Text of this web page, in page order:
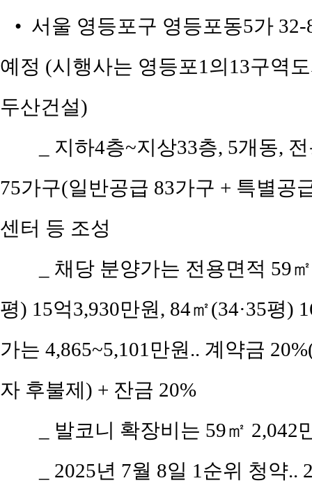
• 서울 영등포구 영등포동5가
예정 (시행사는 영등포1의13구역
두산건설)
_ 지하4층~지상33층, 5개동,
75가구(일반공급 83가구 + 특별공
센터 등 조성
_ 채당 분양가는 전용면적 59
평) 15억3,930만원, 84㎡(34·35평)
가는 4,865~5,101만원.. 계약금
자 후불제) + 잔금 20%
_ 발코니 확장비는 59㎡
_ 2025년 7월 8일 1순위 청약